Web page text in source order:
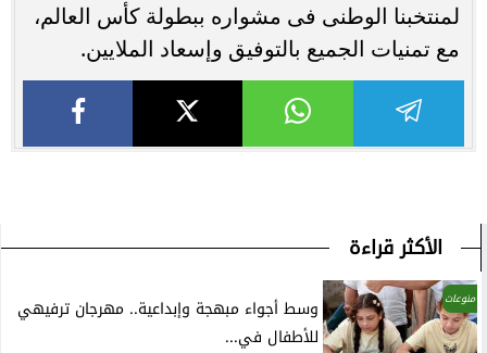
لمنتخبنا الوطنى فى مشواره ببطولة كأس العالم،
مع تمنيات الجميع بالتوفيق وإسعاد الملايين.
الأكثر قراءة
منوعات
وسط أجواء مبهجة وإبداعية.. مهرجان ترفيهي
للأطفال في...